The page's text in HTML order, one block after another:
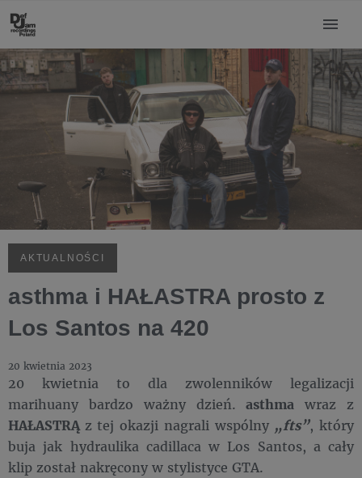
AKTUALNOŚCI
asthma i HAŁASTRA prosto z
Los Santos na 420
20 kwietnia 2023
20 kwietnia to dla zwolenników legalizacji
marihuany bardzo ważny dzień.asthma wraz z
HAŁASTRĄ z tej okazji nagrali wspólny „fts”, który
buja jak hydraulika cadillaca w Los Santos, a cały
klip został nakręcony w stylistyce GTA.